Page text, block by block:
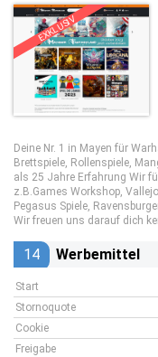
EXKLUSIV
Deine Nr. 1 in Mayen für
Brettspiele, Rollenspiele,
als 25 Jahre Erfahrung Wir
z.B.Games Workshop,
Pegasus Spiele,
Wir freuen uns darauf dich
14 Werbemittel
Start
Stornoquote
Cookie
Freigabe